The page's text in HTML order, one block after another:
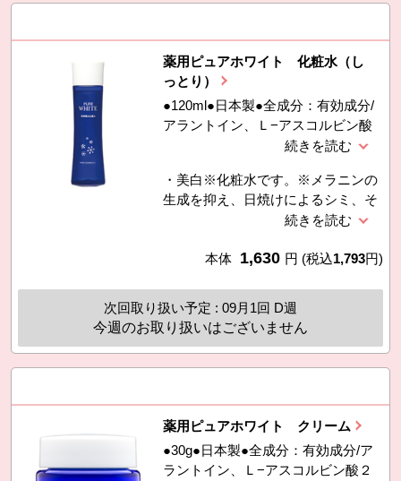
薬用ピュアホワイト 化粧水（し
っとり）
●120ml●日本製●全成分：有効成分/
アラントイン、Ｌ−アスコルビン酸
２−グルコシドその他の成分/精製
ニン、トリメチルグリシン、アンズ
果汁（濃グリセリン含有）、米糠抽
出物加水分解液（精製水含有）、ロ
有）、クエン酸ナトリウム、クエン
ン、ヒドロキシエタンジホスホン酸
四ナトリウム（精製水含有）
・美白※化粧水です。※メラニンの
生成を抑え、日焼けによるシミ、そ
ばかすを防ぐ・W有効成分で美白＆
Ｌ−アスコルビン酸 ２−グルコシ
トイン）・無香料・アルコール不使
用です。・医薬部外品
本体 1,630 円 (税込1,793円)
次回取り扱い予定 : 09月1回 D週
今週のお取り扱いはございません
薬用ピュアホワイト クリーム
●30g●日本製●全成分：有効成分/ア
ラントイン、Ｌ−アスコルビン酸２